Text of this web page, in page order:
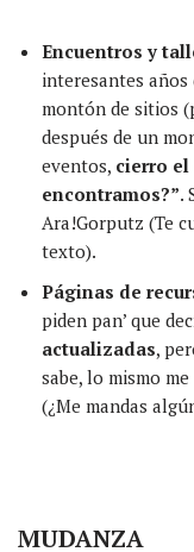
Encuentros y
interesantes
montón de sitios
después de un
eventos, cierro el
encontramos?”.
Ara!Gorputz (Te
texto).
Páginas de
piden pan’ que
actualizadas,
sabe, lo mismo
(¿Me mandas
MUDANZA